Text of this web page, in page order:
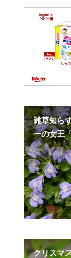
雑草知ら
ーの女王
クリスマ